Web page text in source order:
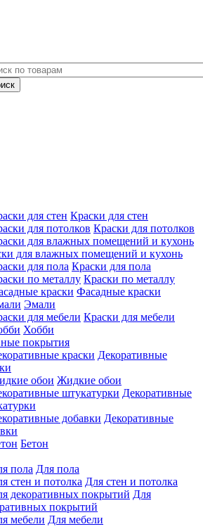
Краски для стен
Краски для потолков
для влажных помещений и кухонь
Краски для пола
Краски по металлу
Фасадные краски
Эмали
Краски для мебели
Хобби
покрытия
Декоративные
Жидкие обои
Декоративные
Декоративные
Бетон
Для пола
Для стен и потолка
Для
покрытий
Для мебели